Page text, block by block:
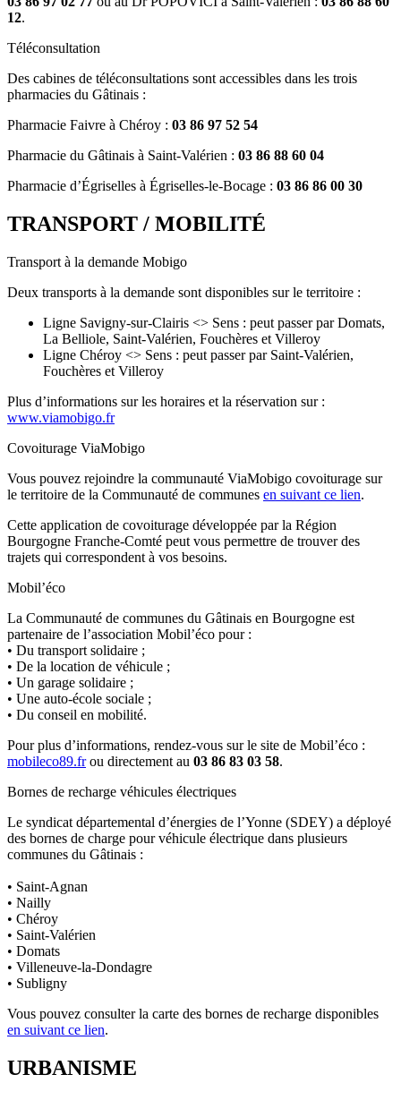
12.
Téléconsultation
Des cabines de téléconsultations sont accessibles dans les trois
pharmacies du Gâtinais :
Pharmacie Faivre à Chéroy : 03 86 97 52 54
Pharmacie du Gâtinais à Saint-Valérien : 03 86 88 60 04
Pharmacie d’Égriselles à Égriselles-le-Bocage : 03 86 86 00 30
TRANSPORT / MOBILITÉ
Transport à la demande Mobigo
Deux transports à la demande sont disponibles sur le territoire :
Ligne Savigny-sur-Clairis <> Sens : peut passer par Domats,
La Belliole, Saint-Valérien, Fouchères et Villeroy
Ligne Chéroy <> Sens : peut passer par Saint-Valérien,
Fouchères et Villeroy
Plus d’informations sur les horaires et la réservation sur :
www.viamobigo.fr
Covoiturage ViaMobigo
Vous pouvez rejoindre la communauté ViaMobigo covoiturage sur
le territoire de la Communauté de communes en suivant ce lien.
Cette application de covoiturage développée par la Région
Bourgogne Franche-Comté peut vous permettre de trouver des
trajets qui correspondent à vos besoins.
Mobil’éco
La Communauté de communes du Gâtinais en Bourgogne est
partenaire de l’association Mobil’éco pour :
• Du transport solidaire ;
• De la location de véhicule ;
• Un garage solidaire ;
• Une auto-école sociale ;
• Du conseil en mobilité.
Pour plus d’informations, rendez-vous sur le site de Mobil’éco :
mobileco89.frou directement au 03 86 83 03 58.
Bornes de recharge véhicules électriques
Le syndicat départemental d’énergies de l’Yonne (SDEY) a déployé
des bornes de charge pour véhicule électrique dans plusieurs
communes du Gâtinais :
• Saint-Agnan
• Nailly
• Chéroy
• Saint-Valérien
• Domats
• Villeneuve-la-Dondagre
• Subligny
Vous pouvez consulter la carte des bornes de recharge disponibles
en suivant ce lien.
URBANISME